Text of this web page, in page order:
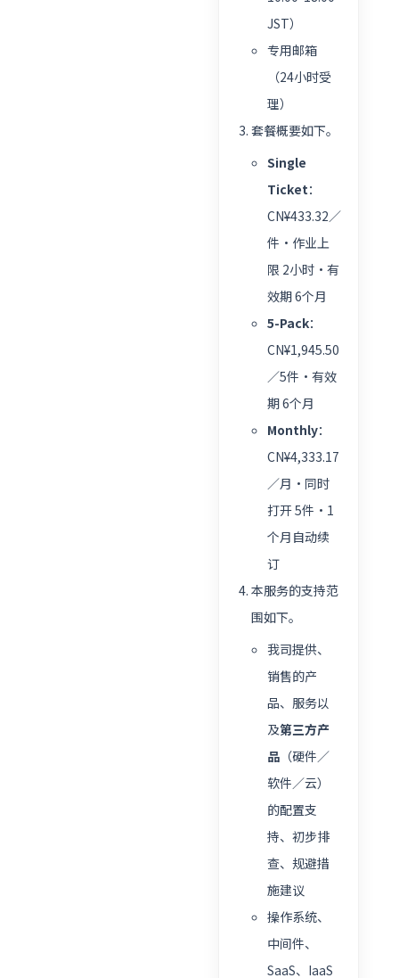
JST）
专用邮箱
（24小时受
理）
套餐概要如下。
Single
Ticket：
CN¥433.32／
件・作业上
限 2小时・有
效期 6个月
5-Pack：
CN¥1,945.50
／5件・有效
期 6个月
Monthly：
CN¥4,333.17
／月・同时
打开 5件・1
个月自动续
订
本服务的支持范
围如下。
我司提供、
销售的产
品、服务以
及第三方产
品 （硬件／
软件／云）
的配置支
持、初步排
查、规避措
施建议
操作系统、
中间件、
SaaS、IaaS